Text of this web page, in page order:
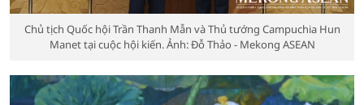
Chủ tịch Quốc hội Trần Thanh Mẫn và Thủ tướng Campuchia Hun
Manet tại cuộc hội kiến. Ảnh: Đỗ Thảo - Mekong ASEAN